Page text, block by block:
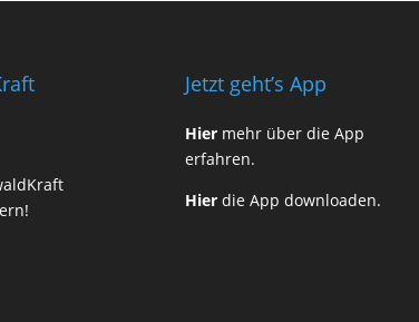
Jetzt geht’s App
Hiermehr über die App
erfahren.
Hierdie App downloaden.